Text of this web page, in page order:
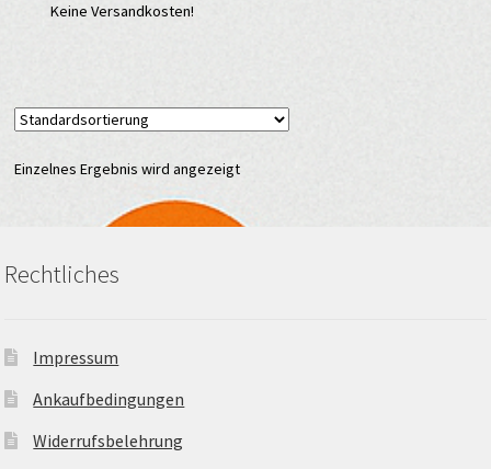
Keine Versandkosten!
Einzelnes Ergebnis wird angezeigt
Rechtliches
Impressum
Ankaufbedingungen
Widerrufsbelehrung